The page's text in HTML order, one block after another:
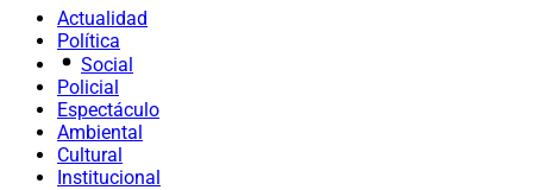
Actualidad
Política
Social
Policial
Espectáculo
Ambiental
Cultural
Institucional